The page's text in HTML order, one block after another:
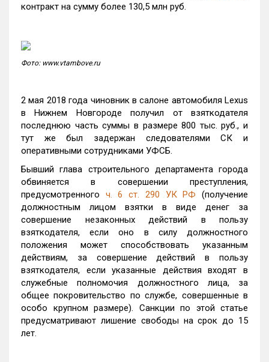
контракт на сумму более 130,5 млн руб.
Фото: www.vtambove.ru
2 мая 2018 года чиновник в салоне автомобиля Lexus
в Нижнем Новгороде получил от взяткодателя
последнюю часть суммы в размере 800 тыс. руб., и
тут же был задержан следователями СК и
оперативными сотрудниками УФСБ.
Бывший глава строительного департамента города
обвиняется в совершении преступления,
предусмотренного ч. 6 ст. 290 УК РФ (получение
должностным лицом взятки в виде денег за
совершение незаконных действий в пользу
взяткодателя, если оно в силу должностного
положения может способствовать указанным
действиям, за совершение действий в пользу
взяткодателя, если указанные действия входят в
служебные полномочия должностного лица, за
общее покровительство по службе, совершенные в
особо крупном размере). Санкции по этой статье
предусматривают лишение свободы на срок до 15
лет.